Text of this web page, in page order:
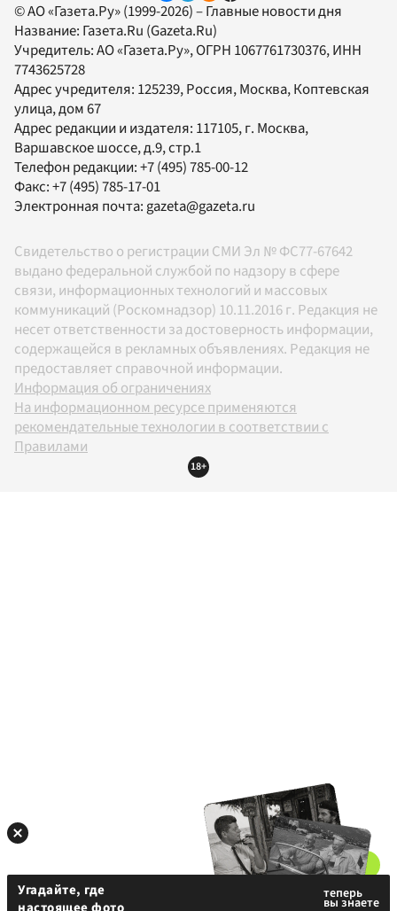
© АО «Газета.Ру» (1999-2026) – Главные новости дня
Название: Газета.Ru (Gazeta.Ru)
Учредитель:АО «Газета.Ру», ОГРН 1067761730376, ИНН
7743625728
Адрес учредителя: 125239, Россия, Москва, Коптевская
улица, дом 67
Адрес редакции и издателя: 117105, г. Москва,
Варшавское шоссе, д.9, стр.1
Телефон редакции:+7 (495) 785-00-12
Факс:+7 (495) 785-17-01
Электронная почта:gazeta@gazeta.ru
Свидетельство о регистрации СМИ Эл № ФС77-67642
выдано федеральной службой по надзору в сфере
связи, информационных технологий и массовых
коммуникаций (Роскомнадзор) 10.11.2016 г. Редакция не
несет ответственности за достоверность информации,
содержащейся в рекламных объявлениях. Редакция не
предоставляет справочной информации.
Информация об ограничениях
На информационном ресурсе применяются
рекомендательные технологии в соответствии с
Правилами
18+
Угадайте, где